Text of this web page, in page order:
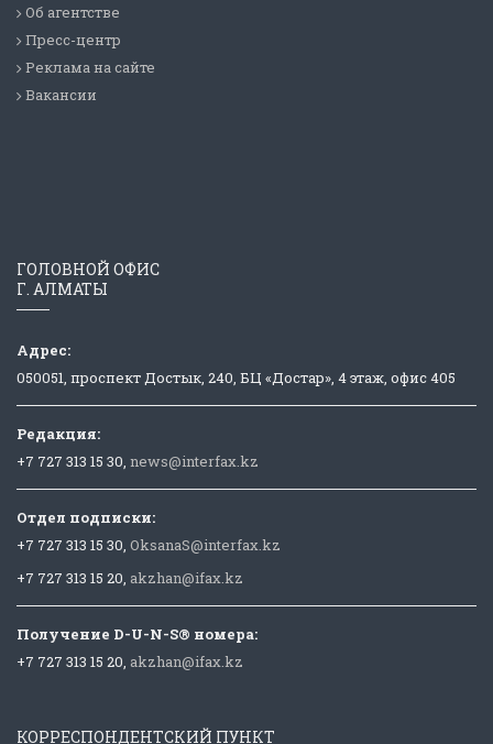
Об агентстве
Пресс-центр
Реклама на сайте
Вакансии
ГОЛОВНОЙ ОФИС
Г. АЛМАТЫ
Адрес:
050051, проспект Достык, 240, БЦ «Достар», 4 этаж, офис 405
Редакция:
+7 727 313 15 30, news@interfax.kz
Отдел подписки:
+7 727 313 15 30, OksanaS@interfax.kz
+7 727 313 15 20, akzhan@ifax.kz
Получение D-U-N-S® номера:
+7 727 313 15 20, akzhan@ifax.kz
КОРРЕСПОНДЕНТСКИЙ ПУНКТ